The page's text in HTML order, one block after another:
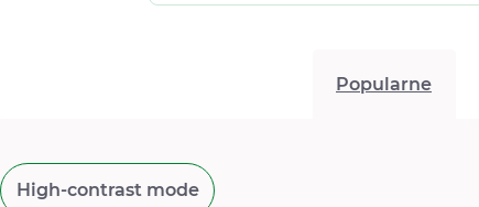
Popularne
High-contrast mode